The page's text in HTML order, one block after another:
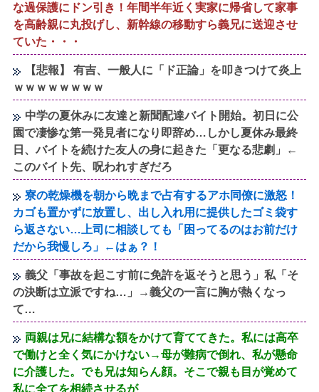
な過保護にドン引き！年間半年近く実家に帰省して家事
を高齢親に丸投げし、新幹線の移動すら義兄に送迎させ
ていた・・・
【悲報】 有吉、一般人に「ド正論」を叩きつけて炎上
ｗｗｗｗｗｗｗｗ
中学の夏休みに友達と新聞配達バイト開始。初日に公
園で凄惨な第一発見者になり即辞め…しかし夏休み最終
日、バイトを続けた友人の身に起きた「更なる悲劇」←
このバイト先、呪われすぎだろ
寮の乾燥機を朝から晩まで占有するアホ同僚に激怒！
カゴも置かずに放置し、出し入れ用に提供したゴミ袋す
ら返さない…上司に相談しても「困ってるのはお前だけ
だから我慢しろ」←はぁ？！
義父「事故を起こす前に免許を返そうと思う」私「そ
の決断は立派ですね…」→義父の一言に胸が熱くなっ
て…
両親は兄に結構な額をかけて育ててきた。私には高卒
で働けと全く気にかけない→母が難病で倒れ、私が懸命
に介護した。でも兄は知らん顔。そこで親も目が覚めて
私に全てを相続させるが